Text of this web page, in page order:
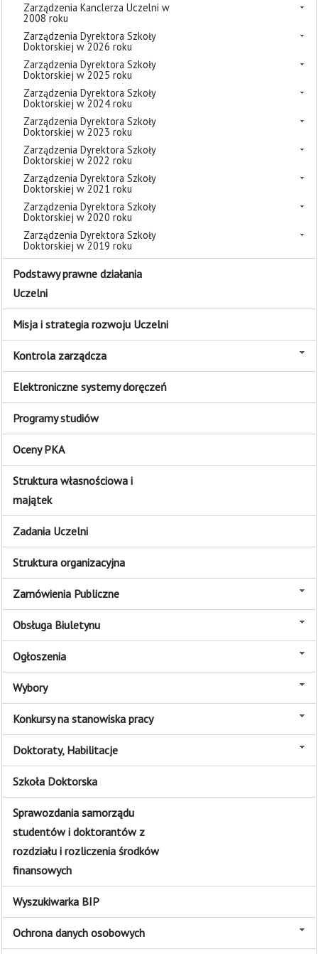
Zarządzenia Kanclerza Uczelni w
2008 roku
Zarządzenia Dyrektora Szkoły
Doktorskiej w 2026 roku
Zarządzenia Dyrektora Szkoły
Doktorskiej w 2025 roku
Zarządzenia Dyrektora Szkoły
Doktorskiej w 2024 roku
Zarządzenia Dyrektora Szkoły
Doktorskiej w 2023 roku
Zarządzenia Dyrektora Szkoły
Doktorskiej w 2022 roku
Zarządzenia Dyrektora Szkoły
Doktorskiej w 2021 roku
Zarządzenia Dyrektora Szkoły
Doktorskiej w 2020 roku
Zarządzenia Dyrektora Szkoły
Doktorskiej w 2019 roku
Podstawy prawne działania
Uczelni
Misja i strategia rozwoju Uczelni
Kontrola zarządcza
Elektroniczne systemy doręczeń
Programy studiów
Oceny PKA
Struktura własnościowa i
majątek
Zadania Uczelni
Struktura organizacyjna
Zamówienia Publiczne
Obsługa Biuletynu
Ogłoszenia
Wybory
Konkursy na stanowiska pracy
Doktoraty, Habilitacje
Szkoła Doktorska
Sprawozdania samorządu
studentów i doktorantów z
rozdziału i rozliczenia środków
finansowych
Wyszukiwarka BIP
Ochrona danych osobowych